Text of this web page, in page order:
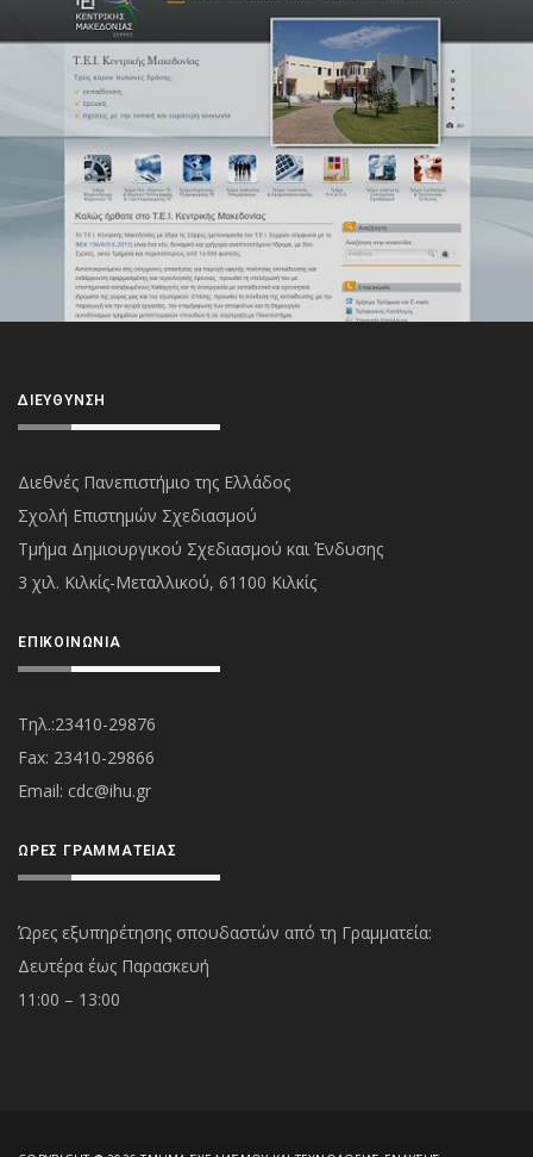
ΔΙΕΎΘΥΝΣΗ
Διεθνές Πανεπιστήμιο της Ελλάδος
Σχολή Επιστημών Σχεδιασμού
Τμήμα Δημιουργικού Σχεδιασμού και Ένδυσης
3 χιλ. Κιλκίς-Μεταλλικού, 61100 Κιλκίς
ΕΠΙΚΟΙΝΩΝΊΑ
Τηλ.:23410-29876
Fax: 23410-29866
Εmail: cdc@ihu.gr
ΏΡΕΣ ΓΡΑΜΜΑΤΕΊΑΣ
Ώρες εξυπηρέτησης σπουδαστών από τη Γραμματεία:
Δευτέρα έως Παρασκευή
11:00 – 13:00